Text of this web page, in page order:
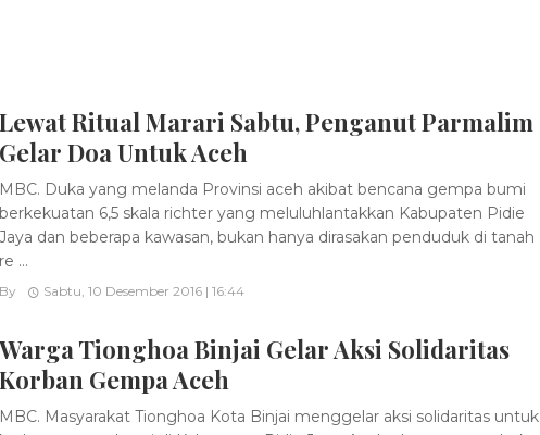
Lewat Ritual Marari Sabtu, Penganut Parmalim
Gelar Doa Untuk Aceh
MBC. Duka yang melanda Provinsi aceh akibat bencana gempa bumi
berkekuatan 6,5 skala richter yang meluluhlantakkan Kabupaten Pidie
Jaya dan beberapa kawasan, bukan hanya dirasakan penduduk di tanah
re ...
By Sabtu, 10 Desember 2016 | 16:44
Warga Tionghoa Binjai Gelar Aksi Solidaritas
Korban Gempa Aceh
MBC. Masyarakat Tionghoa Kota Binjai menggelar aksi solidaritas untuk